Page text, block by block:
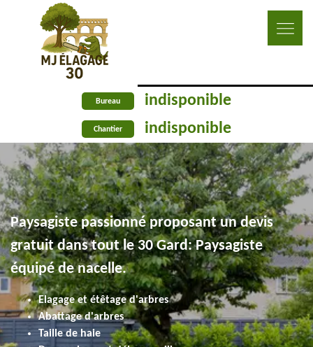
Bureau indisponible
Chantier indisponible
Paysagiste passionné proposant un devis
gratuit dans tout le 30 Gard: Paysagiste
équipé de nacelle.
Elagage et étêtage d'arbres
Abattage d'arbres
Taille de haie